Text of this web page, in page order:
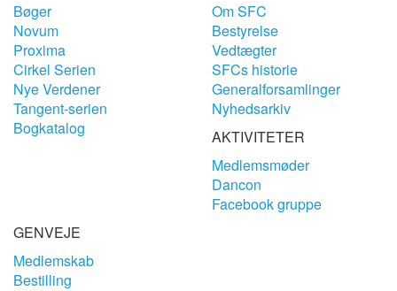
Bøger
Novum
Proxima
Cirkel Serien
Nye Verdener
Tangent-serien
Bogkatalog
Om SFC
Bestyrelse
Vedtægter
SFCs historie
Generalforsamlinger
Nyhedsarkiv
AKTIVITETER
Medlemsmøder
Dancon
Facebook gruppe
GENVEJE
Medlemskab
Bestilling